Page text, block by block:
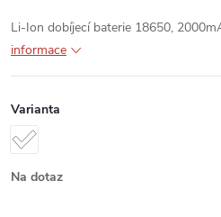
Li-Ion dobíjecí baterie 18650,
informace
Varianta
Na dotaz